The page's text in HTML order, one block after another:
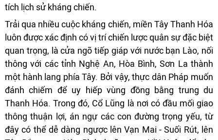
tích lịch sử kháng chiến.
Trải qua nhiều cuộc kháng chiến, miền Tây Thanh Hóa
luôn được xác định có vị trí chiến lược quân sự đặc biệt
quan trọng, là cửa ngõ tiếp giáp với nước bạn Lào, nối
thông với các tỉnh Nghệ An, Hòa Bình, Sơn La thành
một hành lang phía Tây. Bởi vậy, thực dân Pháp muốn
đánh chiếm để uy hiếp vùng đồng bằng trung du
Thanh Hóa. Trong đó, Cổ Lũng là nơi có đầu mối giao
thông thuận lợi, án ngự các con đường trọng yếu, từ
đây có thể dễ dàng ngược lên Vạn Mai - Suối Rút, lên